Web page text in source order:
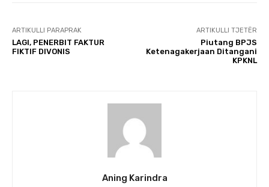
ARTIKULLI PARAPRAK
​LAGI, PENERBIT FAKTUR
FIKTIF DIVONIS
ARTIKULLI TJETËR
Piutang BPJS
Ketenagakerjaan Ditangani
KPKNL
Aning Karindra